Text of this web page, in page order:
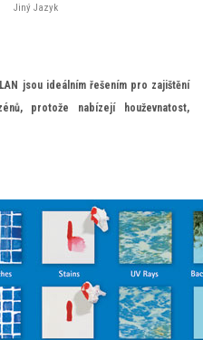
Jiný Jazyk
jsou ideálním řešením pro zajištění
protože nabízejí houževnatost,